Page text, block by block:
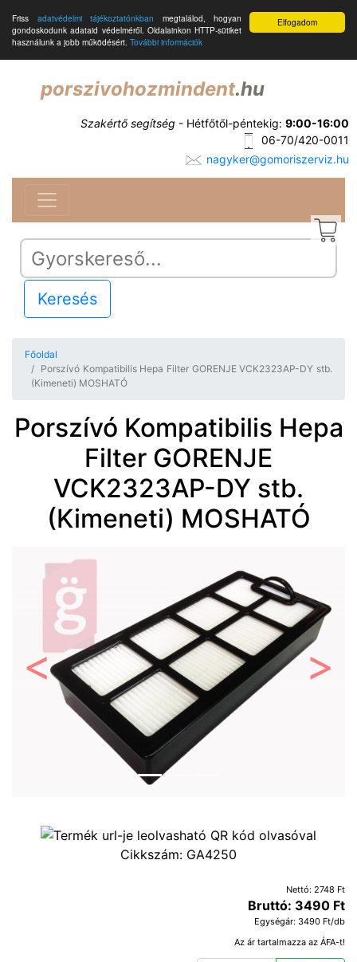
Elfogadom
Friss adatvédelmi tájékoztatónkban megtalálod, hogyan
gondoskodunk adataid védelméről. Oldalainkon HTTP-sütiket
használunk a jobb működésért. További információk
porszivohozmindent.hu
Szakértő segítség - Hétfőtől-péntekig: 9:00-16:00
06-70/420-0011
nagyker@gomoriszerviz.hu
Keresés
Főoldal
Porszívó Kompatibilis Hepa Filter GORENJE VCK2323AP-DY stb.
(Kimeneti) MOSHATÓ
Porszívó Kompatibilis Hepa
Filter GORENJE
VCK2323AP-DY stb.
(Kimeneti) MOSHATÓ
Előző
Cikkszám: GA4250
Nettó: 2748 Ft
Bruttó: 3490 Ft
Egységár: 3490 Ft/db
Az ár tartalmazza az ÁFA-t!